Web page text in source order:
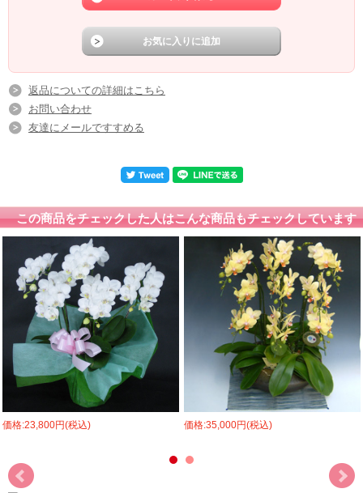
返品についての詳細はこちら
お問い合わせ
友達にメールですすめる
この商品をチェックした人はこんな商品もチェックしています
価格:23,800円(税込) 価格:35,000円(税込)